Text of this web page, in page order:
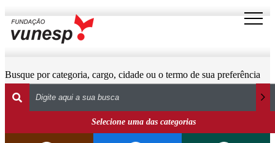
Busque por categoria, cargo, cidade ou o termo de sua preferência
Selecione uma das categorias